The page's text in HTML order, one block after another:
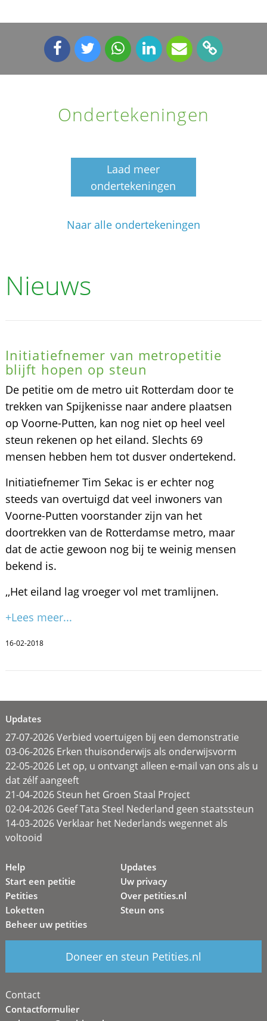
Ondertekeningen
Laad meer
ondertekeningen
Naar alle ondertekeningen
Nieuws
Initiatiefnemer van metropetitie
blijft hopen op steun
De petitie om de metro uit Rotterdam door te
trekken van Spijkenisse naar andere plaatsen
op Voorne-Putten, kan nog niet op heel veel
steun rekenen op het eiland. Slechts 69
mensen hebben hem tot dusver ondertekend.
Initiatiefnemer Tim Sekac is er echter nog
steeds van overtuigd dat veel inwoners van
Voorne-Putten voorstander zijn van het
doortrekken van de Rotterdamse metro, maar
dat de actie gewoon nog bij te weinig mensen
bekend is.
,,Het eiland lag vroeger vol met tramlijnen.
+Lees meer...
16-02-2018
Updates
27-07-2026 Verbied voertuigen bij een demonstratie
03-06-2026 Erken thuisonderwijs als onderwijsvorm
22-05-2026 Let op, u ontvangt alleen e-mail van ons als u
dat zélf aangeeft
21-04-2026 Steun het Groen Staal Project
02-04-2026 Geef Tata Steel Nederland geen staatssteun
14-03-2026 Verklaar het Nederlands wegennet als
voltooid
Help
Start een petitie
Petities
Loketten
Beheer uw petities
Updates
Uw privacy
Over petities.nl
Steun ons
Doneer en steun Petities.nl
Contact
Contactformulier